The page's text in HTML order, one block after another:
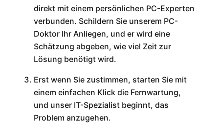
direkt mit einem persönlichen PC-Experten
verbunden. Schildern Sie unserem PC-
Doktor Ihr Anliegen, und er wird eine
Schätzung abgeben, wie viel Zeit zur
Lösung benötigt wird.
Erst wenn Sie zustimmen, starten Sie mit
einem einfachen Klick die Fernwartung,
und unser IT-Spezialist beginnt, das
Problem anzugehen.